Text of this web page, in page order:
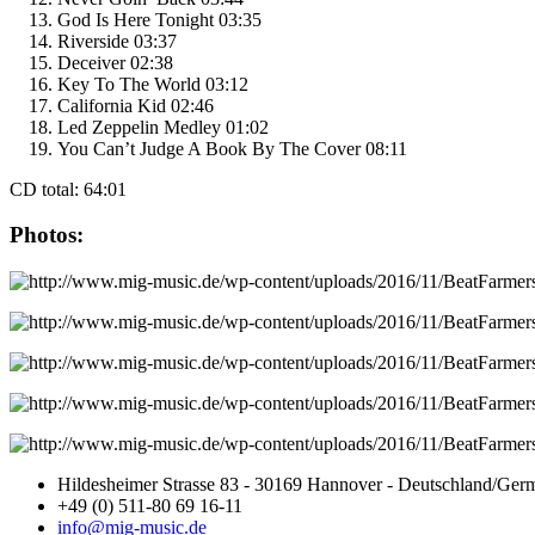
God Is Here Tonight 03:35
Riverside 03:37
Deceiver 02:38
Key To The World 03:12
California Kid 02:46
Led Zeppelin Medley 01:02
You Can’t Judge A Book By The Cover 08:11
CD total: 64:01
Photos:
Hildesheimer Strasse 83 - 30169 Hannover - Deutschland/
+49 (0) 511-80 69 16-11
info@mig-music.de